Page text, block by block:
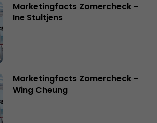
Marketingfacts Zomercheck –
Ine Stultjens
Marketingfacts Zomercheck –
Wing Cheung